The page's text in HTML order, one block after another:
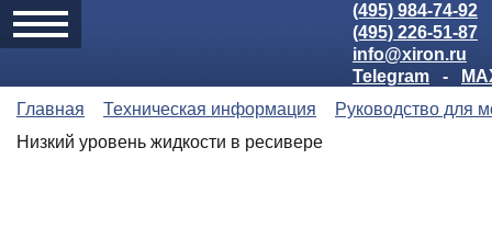
(495) 984-74-92
(495) 226-51-87
info@xiron.ru
Telegram
-
Главная
Техническая информация
Руководство для
Низкий уровень жидкости в ресивере